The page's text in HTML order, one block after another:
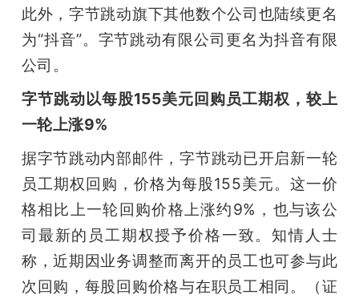
此外，字节跳动旗下其他数个公司也陆续更名
为“抖音”。字节跳动有限公司更名为抖音有限
公司。
字节跳动以每股155美元回购员工期权，较上
一轮上涨9%
据字节跳动内部邮件，字节跳动已开启新一轮
员工期权回购，价格为每股155美元。这一价
格相比上一轮回购价格上涨约9%，也与该公
司最新的员工期权授予价格一致。知情人士
称，近期因业务调整而离开的员工也可参与此
次回购，每股回购价格与在职员工相同。（证